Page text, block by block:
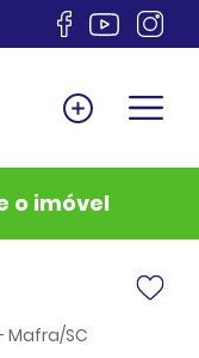
o imóvel
Mafra/SC